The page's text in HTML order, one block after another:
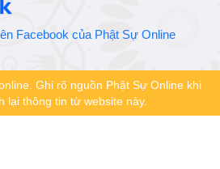
Facebook của Phật Sự Online
Ghi rõ nguồn Phật Sự Online khi
lại thông tin từ website này.